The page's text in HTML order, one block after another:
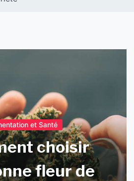
et Santé
choisir
fleur de